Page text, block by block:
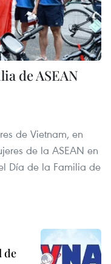
de ASEAN
de Vietnam, en
de la ASEAN en
Día de la Familia de
de